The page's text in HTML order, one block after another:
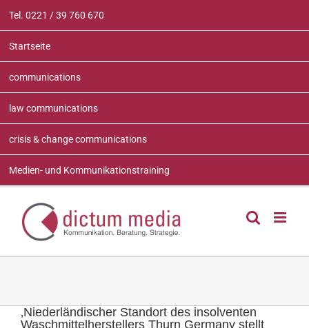
Inhalt
springen
Tel. 0221 / 39 760 670
Startseite
communications
law communications
crisis & change communications
Medien- und Kommunikationstraining
‚Niederländischer Standort des insolventen
Waschmittelherstellers Thurn Germany stellt